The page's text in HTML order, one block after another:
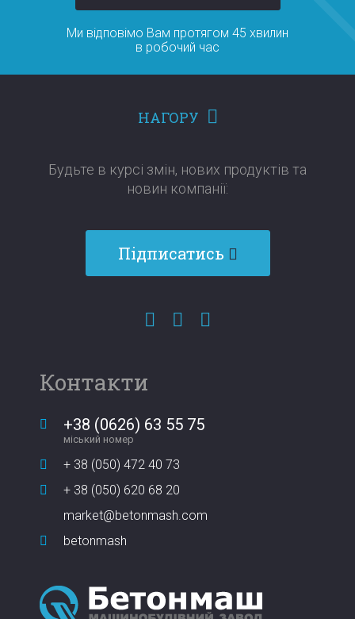
Ми відповімо Вам протягом 45 хвилин
в робочий час
НАГОРУ
Будьте в курсі змін, нових продуктів та
новин компанії:​​​​​​​
Підписатись
Контакти
+38 (0626) 63 55 75
міський номер
+ 38 (050) 472 40 73
+ 38 (050) 620 68 20
market@betonmash.com
betonmash